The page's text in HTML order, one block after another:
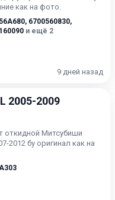
как на фото.
, 6700560830,
и ещё 2
9 дней назад
2005-2009
откидной Митсубиши
2012 бу оригинал как на